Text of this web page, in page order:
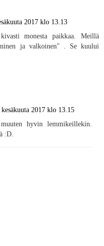
2017 klo 13.13
monesta paikkaa. Meillä
ja valkoinen" . Se kuului
kesäkuuta 2017 klo 13.15
hyvin lemmikeillekin.
:D.